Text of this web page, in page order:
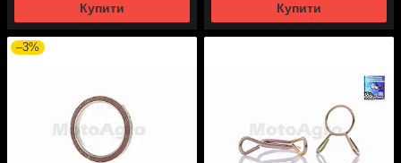
Купити Купити
–3%